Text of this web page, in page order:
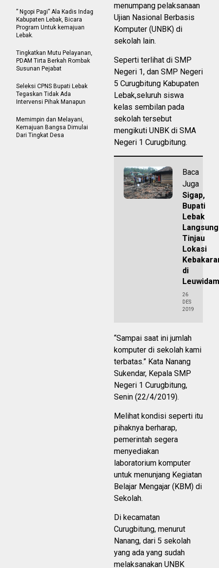
menumpang pelaksanaan
Ujian Nasional Berbasis
Komputer (UNBK) di
sekolah lain.
Seperti terlihat di SMP
Negeri 1, dan SMP Negeri
5 Curugbitung Kabupaten
Lebak,seluruh siswa
kelas sembilan pada
sekolah tersebut
mengikuti UNBK di SMA
Negeri 1 Curugbitung.
Baca
Juga
Sigap,
Bupati
Lebak
Langsung
Tinjau
Lokasi
di
26
DES
2019
“Sampai saat ini jumlah
komputer di sekolah kami
terbatas.” Kata Nanang
Sukendar, Kepala SMP
Negeri 1 Curugbitung,
Senin (22/4/2019).
Melihat kondisi seperti itu
pihaknya berharap,
pemerintah segera
menyediakan
laboratorium komputer
untuk menunjang Kegiatan
Belajar Mengajar (KBM) di
Sekolah.
Di kecamatan
Curugbitung, menurut
Nanang, dari 5 sekolah
yang ada yang sudah
melaksanakan UNBK
” Ngopi Pagi” Ala Kadis Indag
Kabupaten Lebak, Bicara
Program Untuk kemajuan
Lebak.
Tingkatkan Mutu Pelayanan,
PDAM Tirta Berkah Rombak
Susunan Pejabat
Seleksi CPNS Bupati Lebak
Tegaskan Tidak Ada
Intervensi Pihak Manapun
Memimpin dan Melayani,
Kemajuan Bangsa Dimulai
Dari Tingkat Desa